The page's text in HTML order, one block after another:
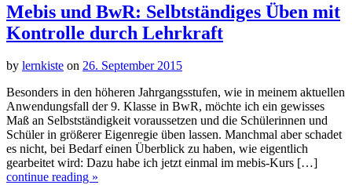
Mebis und BwR: Selbtständiges Üben mit
Kontrolle durch Lehrkraft
by lernkiste on 26. September 2015
Besonders in den höheren Jahrgangsstufen, wie in meinem aktuellen
Anwendungsfall der 9. Klasse in BwR, möchte ich ein gewisses
Maß an Selbstständigkeit voraussetzen und die Schülerinnen und
Schüler in größerer Eigenregie üben lassen. Manchmal aber schadet
es nicht, bei Bedarf einen Überblick zu haben, wie eigentlich
gearbeitet wird: Dazu habe ich jetzt einmal im mebis-Kurs […]
continue reading »